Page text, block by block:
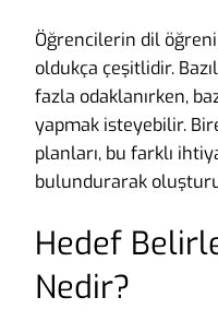
Öğrencilerin dil
oldukça çeşitlidir.
fazla odaklanırken,
yapmak isteyebilir.
planları, bu farklı
bulundurarak
Hedef
Nedir?